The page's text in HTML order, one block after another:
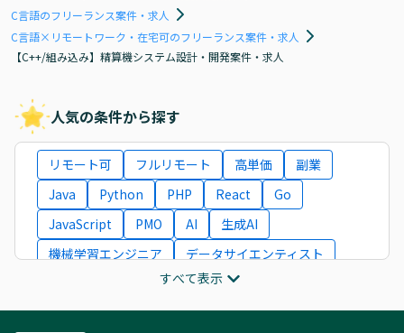
C言語のフリーランス案件・求人
C言語×リモートワーク・在宅可のフリーランス案件・求人
【C++/組み込み】精算機システム設計・開発案件・求人
人気の条件から探す
リモート可 フルリモート 高単価
副業
Java
Python PHP React
Go
JavaScript
PMO AI
生成AI
機械学習エンジニア
データサイエンティスト
ITコンサルタント
フロントエンドエンジニア
すべて表示